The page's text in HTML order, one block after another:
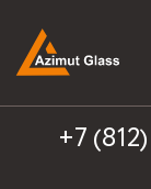
+7